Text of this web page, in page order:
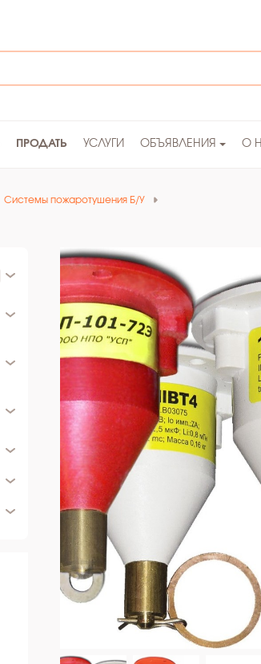
ПРОДАТЬ УСЛУГИ ОБЪЯВЛЕНИЯ О
Системы пожаротушения Б/У